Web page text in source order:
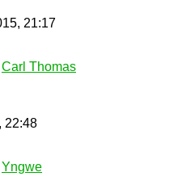
21:17
Carl Thomas
22:48
Yngwe